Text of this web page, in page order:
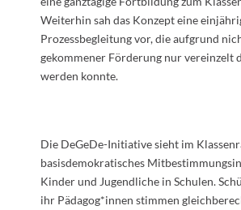
Weiterhin sah das Konzept eine
Prozessbegleitung vor, die aufgrund
gekommener Förderung nur vereinzelt
werden konnte.
Die DeGeDe-Initiative sieht im
basisdemokratisches
Kinder und Jugendliche in Schulen.
ihr Pädagog*innen stimmen